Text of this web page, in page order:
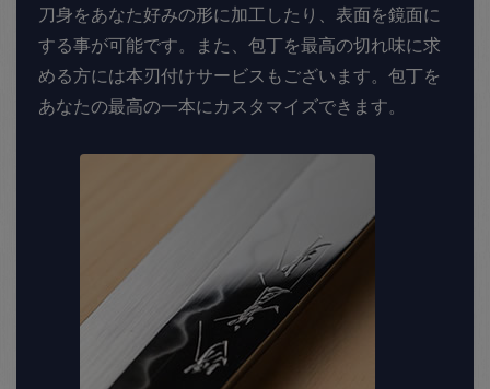
刀身をあなた好みの形に加工したり、表面を鏡面に
する事が可能です。また、包丁を最高の切れ味に求
める方には本刃付けサービスもございます。包丁を
あなたの最高の一本にカスタマイズできます。